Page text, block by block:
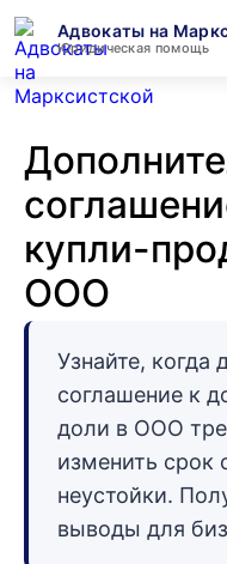
Адвокаты на
Юридическая помощь
купли-
ООО
Узнайте, когда
соглашение к
доли в ООО
изменить срок
неустойки.
выводы для